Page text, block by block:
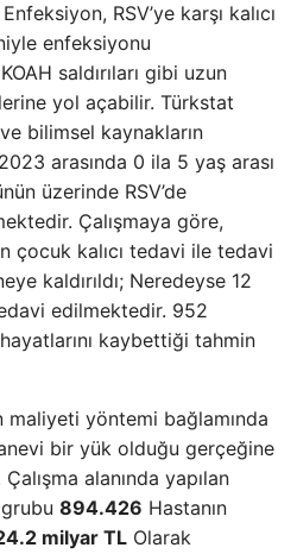
RSV’ye karşı kalıcı
enfeksiyonu
saldırıları gibi uzun
yol açabilir. Türkstat
bilimsel kaynakların
arasında 0 ila 5 yaş arası
üzerinde RSV’de
Çalışmaya göre,
çocuk kalıcı tedavi ile tedavi
kaldırıldı; Neredeyse 12
edilmektedir. 952
kaybettiği tahmin
maliyeti yöntemi bağlamında
bir yük olduğu gerçeğine
alanında yapılan
894.426 Hastanın
milyar TL Olarak